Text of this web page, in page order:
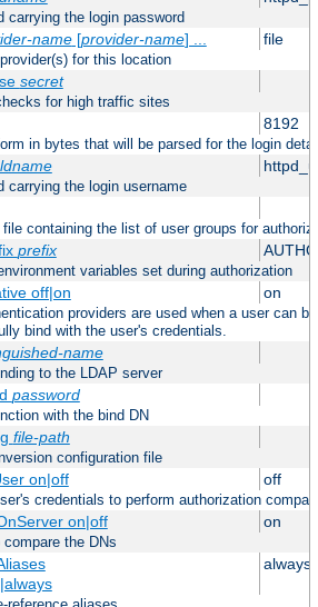
carrying the login password
name[provider-name] ... file
for this location
secret
for high traffic sites
8192
in bytes that will be parsed for the login
carrying the login username
containing the list of user groups for
prefix
variables set during authorization
off|on on
providers are used when a user can
bind with the user's credentials.
name
to the LDAP server
password
with the bind DN
file-path
configuration file
on|off off
credentials to perform authorization
on|off on
the DNs
always